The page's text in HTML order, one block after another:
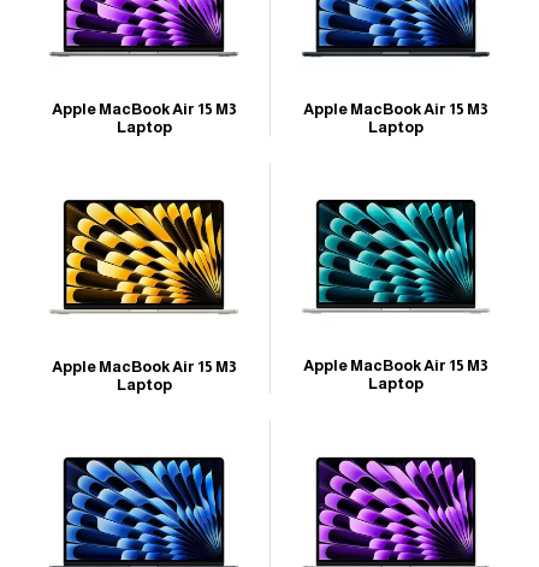
Apple MacBook Air 15 M3
Laptop
Apple MacBook Air 15 M3
Laptop
Apple MacBook Air 15 M3
Laptop
Apple MacBook Air 15 M3
Laptop